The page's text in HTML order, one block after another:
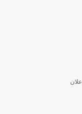
إعلان